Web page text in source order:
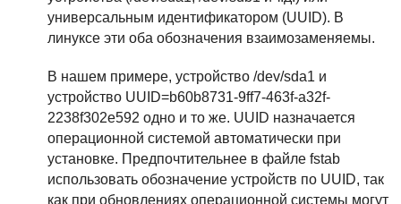
универсальным идентификатором (UUID). В
линуксе эти оба обозначения взаимозаменяемы.
В нашем примере, устройство /dev/sda1 и
устройство UUID=b60b8731-9ff7-463f-a32f-
2238f302e592 одно и то же. UUID назначается
операционной системой автоматически при
установке. Предпочтительнее в файле fstab
использовать обозначение устройств по UUID, так
как при обновлениях операционной системы могут